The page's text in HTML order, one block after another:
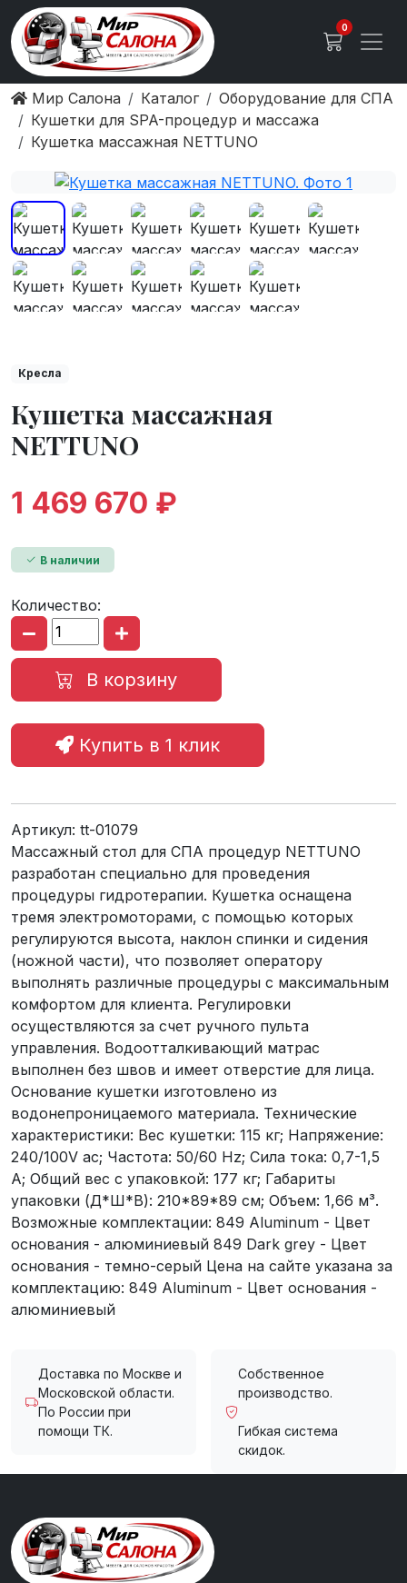
0
Мир Салона Каталог
Оборудование для СПА
Кушетки для SPA-процедур и массажа
Кушетка массажная NETTUNO
Кресла
Кушетка массажная
NETTUNO
1 469 670 ₽
В наличии
Количество:
В корзину
Купить в 1 клик
Артикул: tt-01079
Массажный стол для СПА процедур NETTUNO
разработан специально для проведения
процедуры гидротерапии. Кушетка оснащена
тремя электромоторами, с помощью которых
регулируются высота, наклон спинки и сидения
(ножной части), что позволяет оператору
выполнять различные процедуры с максимальным
комфортом для клиента. Регулировки
осуществляются за счет ручного пульта
управления. Водоотталкивающий матрас
выполнен без швов и имеет отверстие для лица.
Основание кушетки изготовлено из
водонепроницаемого материала. Технические
характеристики: Вес кушетки: 115 кг; Напряжение:
240/100V ac; Частота: 50/60 Hz; Сила тока: 0,7-1,5
А; Общий вес с упаковкой: 177 кг; Габариты
упаковки (Д*Ш*В): 210*89*89 см; Объем: 1,66 м³.
Возможные комплектации: 849 Aluminum - Цвет
основания - алюминиевый 849 Dark grey - Цвет
основания - темно-серый Цена на сайте указана за
комплектацию: 849 Aluminum - Цвет основания -
алюминиевый
Доставка по Москве и
Московской области.
По России при
помощи ТК.
Собственное
производство.
Гибкая система
скидок.